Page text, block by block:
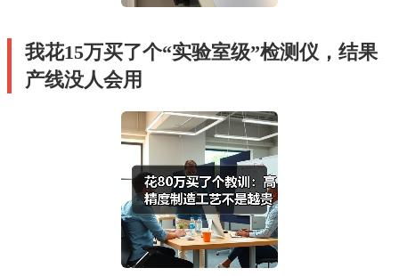
我花15万买了个“实验室级”检测仪，结果
产线没人会用